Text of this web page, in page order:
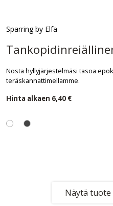
Sparring by Elfa
Nosta hyllyjärjestelmäsi tasoa
teräskannattimellamme.
Hinta alkaen 6,40 €
Näytä tuote